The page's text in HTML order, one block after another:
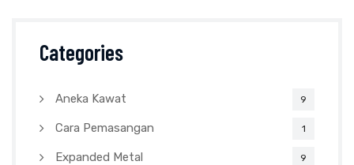
Categories
Aneka Kawat 9
Cara Pemasangan 1
Expanded Metal 9